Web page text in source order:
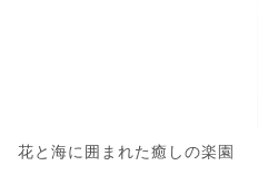
花と海に囲まれた癒しの楽園